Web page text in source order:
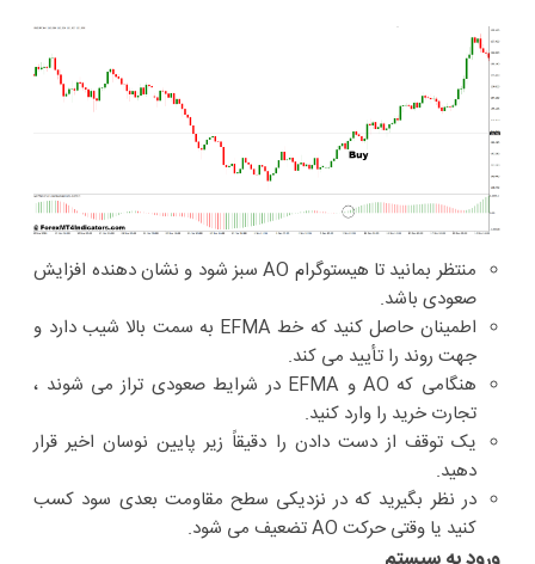
منتظر بمانید تا هیستوگرام AO سبز شود و نشان دهنده افزایش
صعودی باشد.
اطمینان حاصل کنید که خط EFMA به سمت بالا شیب دارد و
جهت روند را تأیید می کند.
هنگامی که AO و EFMA در شرایط صعودی تراز می شوند ،
تجارت خرید را وارد کنید.
یک توقف از دست دادن را دقیقاً زیر پایین نوسان اخیر قرار
دهید.
در نظر بگیرید که در نزدیکی سطح مقاومت بعدی سود کسب
کنید یا وقتی حرکت AO تضعیف می شود.